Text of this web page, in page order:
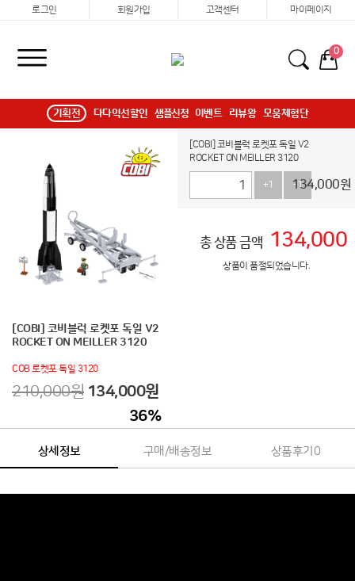
로그인 회원가입 고객센터 마이페이지
0
기획전 다다익선할인 샘플신청 이벤트 리뷰왕 모움체험단
[COBI] 코비블럭 로켓포 독일 V2
ROCKET ON MEILLER 3120
COB 로켓포 독일 3120
210,000원 134,000원
36%
[COBI] 코비블럭 로켓포 독일 V2
ROCKET ON MEILLER 3120
+1 -1
134,000원
총 상품 금액 134,000
상품이 품절되었습니다.
상세정보 구매/배송정보 상품후기 0